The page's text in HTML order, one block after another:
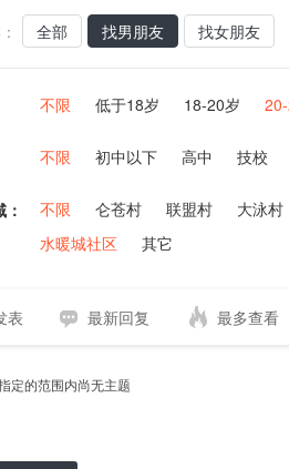
全部 找男朋友 找女朋友
不限 低于18岁 18-20岁
不限 初中以下 高中 技校
不限 仑苍村 联盟村 大泳村
水暖城社区
其它
表 最新回复 最多查看
定的范围内尚无主题